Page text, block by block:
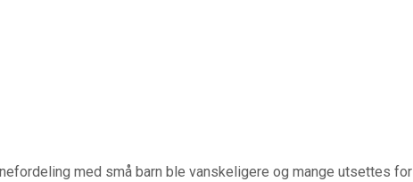
med små barn ble vanskeligere og mange utsettes for